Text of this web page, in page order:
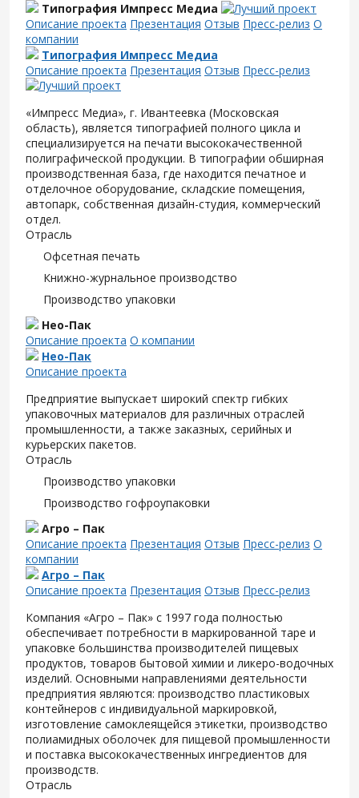
Типография Импресс Медиа
Описание проекта Презентация Отзыв Пресс-релиз О
компании
Типография Импресс Медиа
Описание проекта Презентация Отзыв Пресс-релиз
«Импресс Медиа», г. Ивантеевка (Московская
область), является типографией полного цикла и
специализируется на печати высококачественной
полиграфической продукции. В типографии обширная
производственная база, где находится печатное и
отделочное оборудование, складские помещения,
автопарк, собственная дизайн-студия, коммерческий
отдел.
Отрасль
Офсетная печать
Книжно-журнальное производство
Производство упаковки
Нео-Пак
Описание проекта О компании
Нео-Пак
Описание проекта
Предприятие выпускает широкий спектр гибких
упаковочных материалов для различных отраслей
промышленности, а также заказных, серийных и
курьерских пакетов.
Отрасль
Производство упаковки
Производство гофроупаковки
Агро – Пак
Описание проекта Презентация Отзыв Пресс-релиз О
компании
Агро – Пак
Описание проекта Презентация Отзыв Пресс-релиз
Компания «Агро – Пак» с 1997 года полностью
обеспечивает потребности в маркированной таре и
упаковке большинства производителей пищевых
продуктов, товаров бытовой химии и ликеро-водочных
изделий. Основными направлениями деятельности
предприятия являются: производство пластиковых
контейнеров с индивидуальной маркировкой,
изготовление самоклеящейся этикетки, производство
полиамидных оболочек для пищевой промышленности
и поставка высококачественных ингредиентов для
производств.
Отрасль